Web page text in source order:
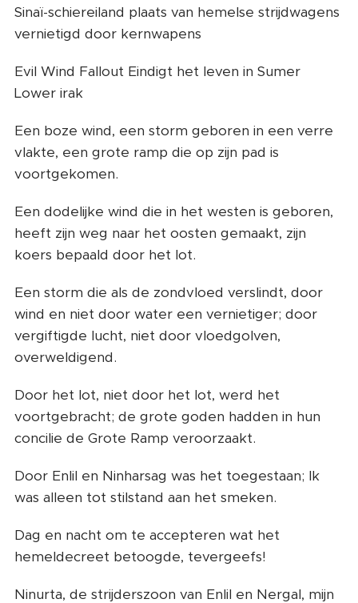
Sinaï-schiereiland plaats van hemelse strijdwagens
vernietigd door kernwapens
Evil Wind Fallout Eindigt het leven in Sumer
Lower irak
Een boze wind, een storm geboren in een verre
vlakte, een grote ramp die op zijn pad is
voortgekomen.
Een dodelijke wind die in het westen is geboren,
heeft zijn weg naar het oosten gemaakt, zijn
koers bepaald door het lot.
Een storm die als de zondvloed verslindt, door
wind en niet door water een vernietiger; door
vergiftigde lucht, niet door vloedgolven,
overweldigend.
Door het lot, niet door het lot, werd het
voortgebracht; de grote goden hadden in hun
concilie de Grote Ramp veroorzaakt.
Door Enlil en Ninharsag was het toegestaan; Ik
was alleen tot stilstand aan het smeken.
Dag en nacht om te accepteren wat het
hemeldecreet betoogde, tevergeefs!
Ninurta, de strijderszoon van Enlil en Nergal, mijn